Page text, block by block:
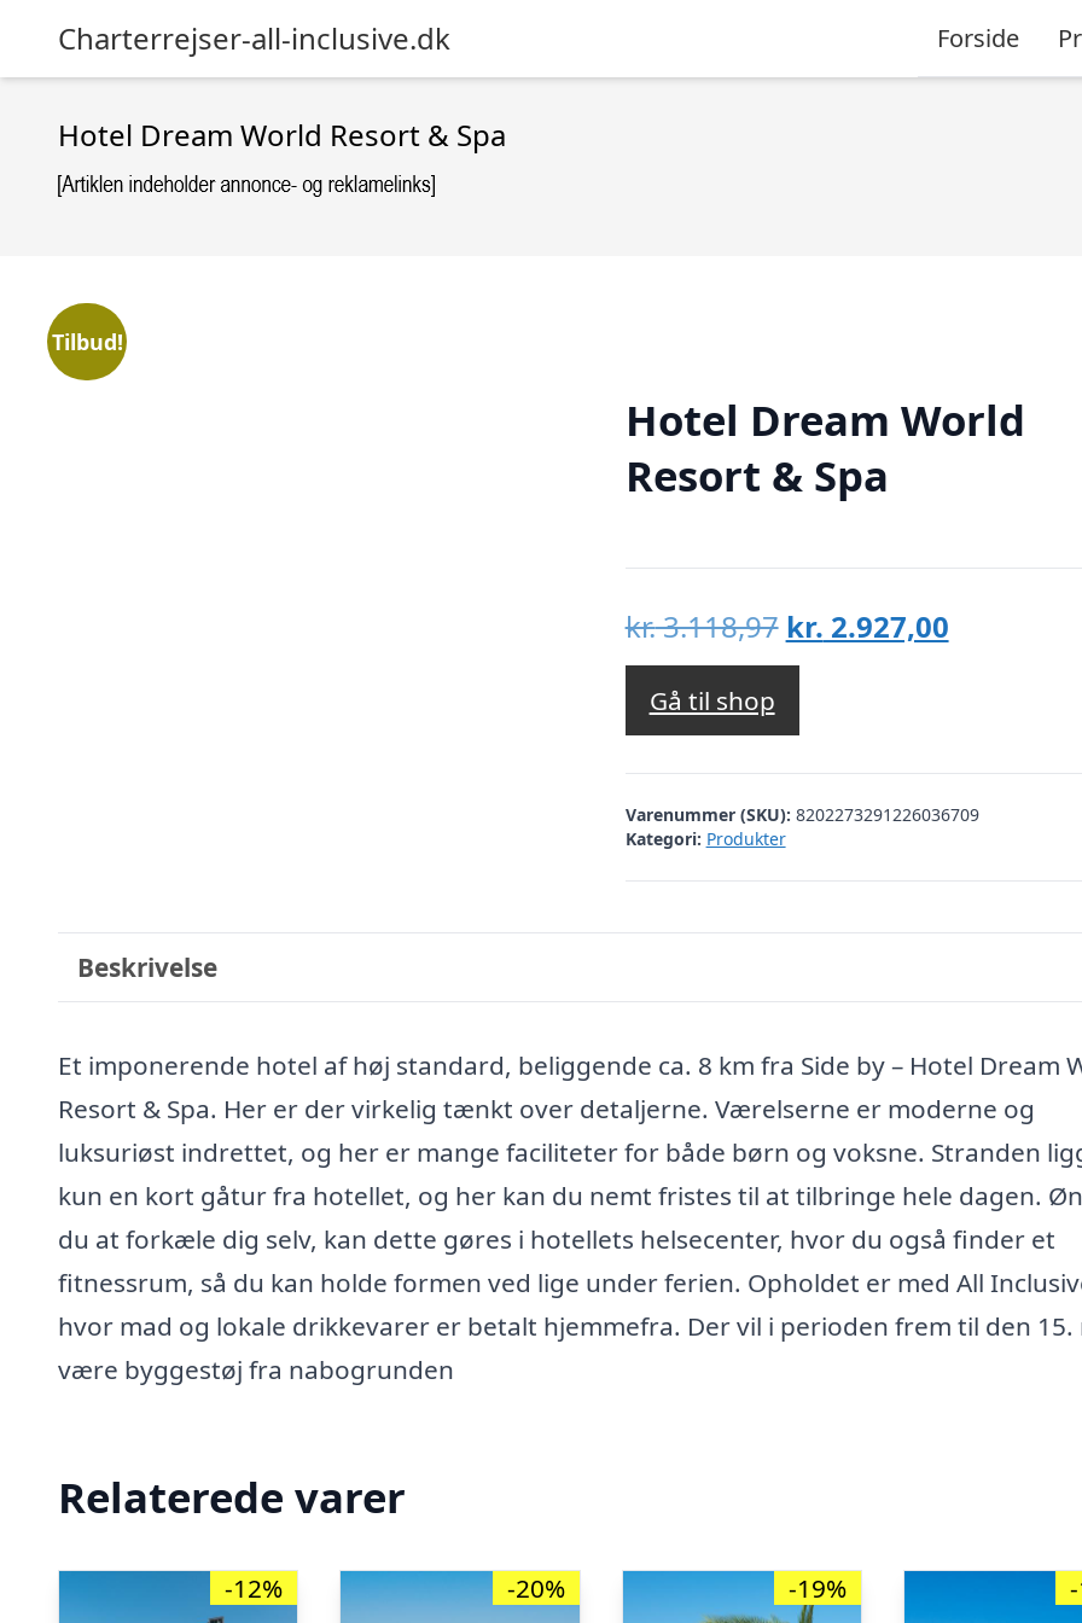
Charterrejser-all-inclusive.dk Forside
Hotel Dream World Resort & Spa
Tilbud!
Hotel Dream World
Resort & Spa
kr.3.118,97 Den
oprindelige
var:
kr. 3.118,97.
kr. 2.927,00Den
kr.
Gå til shop
Varenummer (SKU): 8202273291226036709
Kategori: Produkter
Beskrivelse
Et imponerende hotel af høj standard, beliggende ca. 8 km fra Side by – Hotel Dream
Resort & Spa. Her er der virkelig tænkt over detaljerne. Værelserne er moderne og
luksuriøst indrettet, og her er mange faciliteter for både børn og voksne. Stranden
kun en kort gåtur fra hotellet, og her kan du nemt fristes til at tilbringe hele dagen.
du at forkæle dig selv, kan dette gøres i hotellets helsecenter, hvor du også finder et
fitnessrum, så du kan holde formen ved lige under ferien. Opholdet er med All
hvor mad og lokale drikkevarer er betalt hjemmefra. Der vil i perioden frem til den 15.
være byggestøj fra nabogrunden
Relaterede varer
-12% -20% -19%